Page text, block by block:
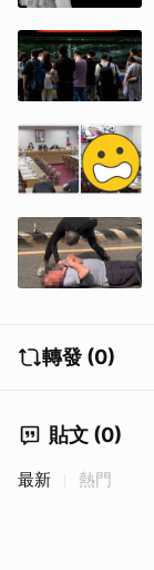
轉發 (0)
貼文 (0)
最新 熱門